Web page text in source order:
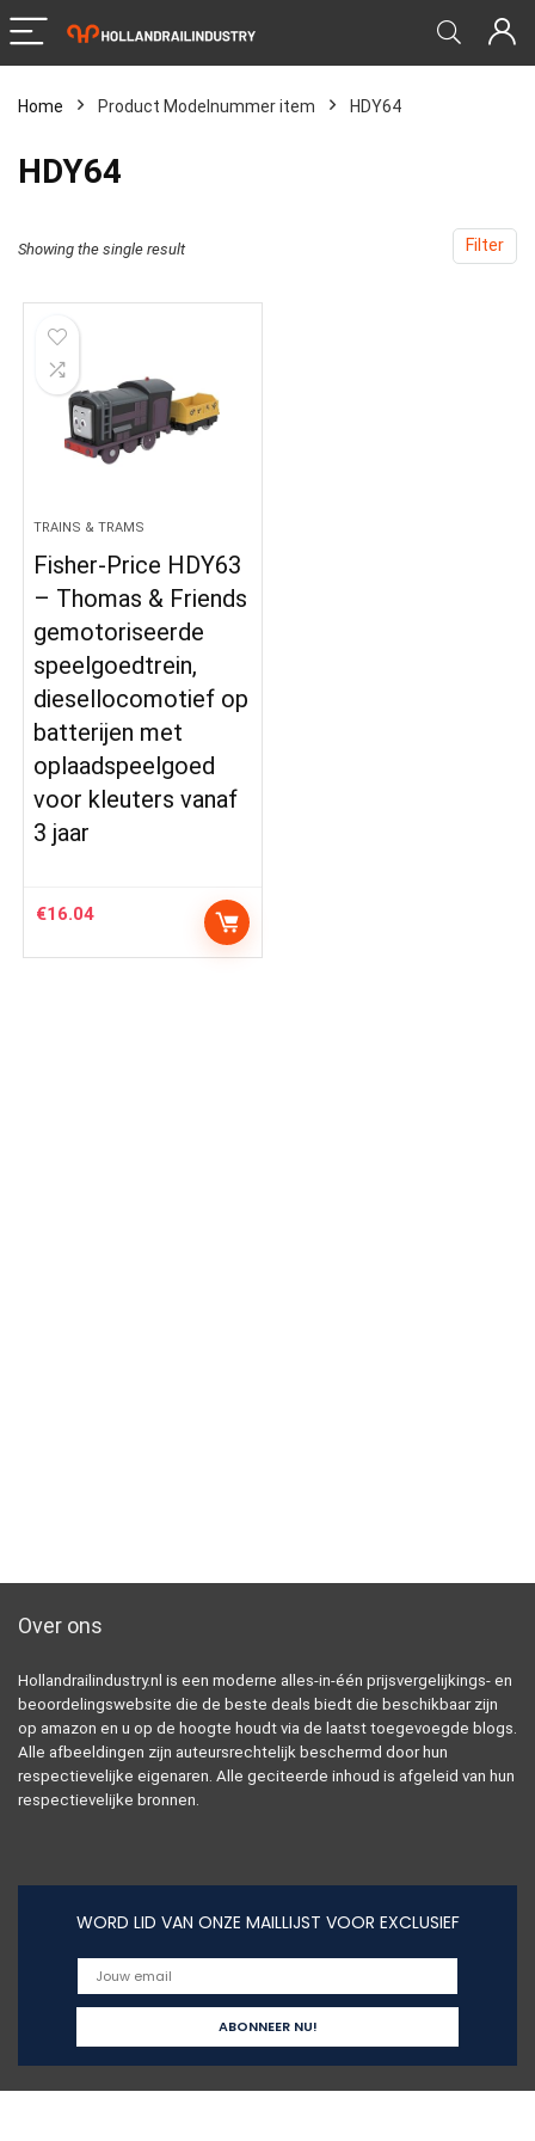
Home Product Modelnummer item ‎HDY64
‎HDY64
Filter
Showing the single result
TRAINS & TRAMS
Fisher-Price HDY63
– Thomas & Friends
gemotoriseerde
speelgoedtrein,
diesellocomotief op
batterijen met
oplaadspeelgoed
voor kleuters vanaf
3 jaar
€16.04
Over ons
Hollandrailindustry.nl is een moderne alles-in-één prijsvergelijkings- en
beoordelingswebsite die de beste deals biedt die beschikbaar zijn
op amazon en u op de hoogte houdt via de laatst toegevoegde blogs.
Alle afbeeldingen zijn auteursrechtelijk beschermd door hun
respectievelijke eigenaren. Alle geciteerde inhoud is afgeleid van hun
respectievelijke bronnen.
WORD LID VAN ONZE MAILLIJST VOOR EXCLUSIEF